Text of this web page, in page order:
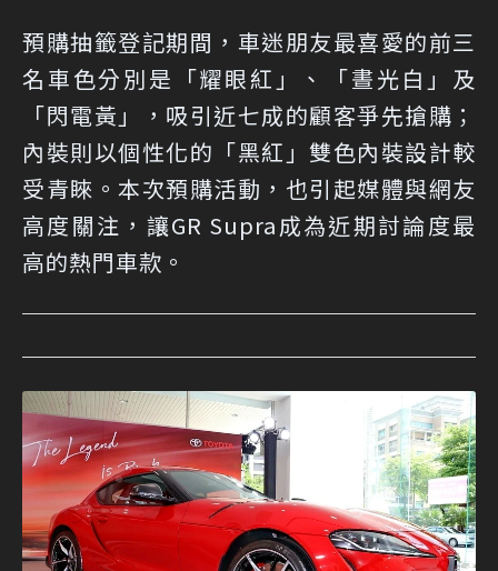
預購抽籤登記期間，車迷朋友最喜愛的前三
名車色分別是「耀眼紅」、「晝光白」及
「閃電黃」，吸引近七成的顧客爭先搶購；
內裝則以個性化的「黑紅」雙色內裝設計較
受青睞。本次預購活動，也引起媒體與網友
高度關注，讓GR Supra成為近期討論度最
高的熱門車款。